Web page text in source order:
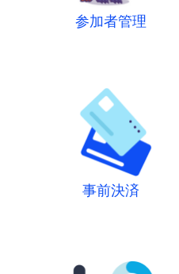
参加者管理
事前決済